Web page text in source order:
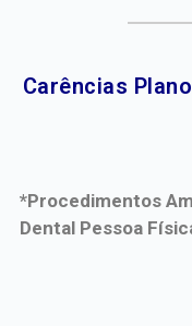
Carências
*Procedimentos
Dental Pessoa